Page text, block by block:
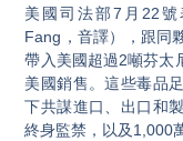
美國司法部7月22
Fang，音譯），跟同
帶入美國超過2噸芬太
美國銷售。這些毒品
下共謀進口、出口和
終身監禁，以及1,000